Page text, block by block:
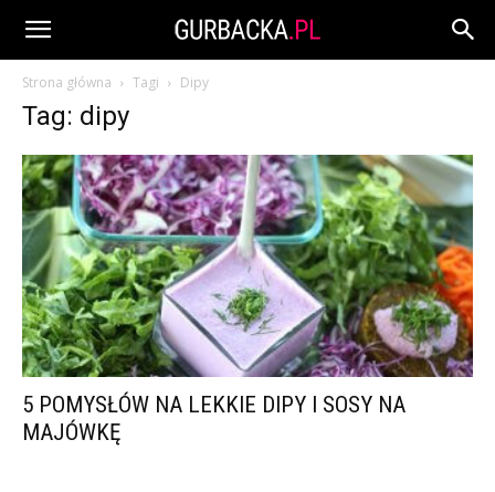
Strona główna Tagi Dipy
Tag: dipy
5 POMYSŁÓW NA LEKKIE DIPY I SOSY NA
MAJÓWKĘ